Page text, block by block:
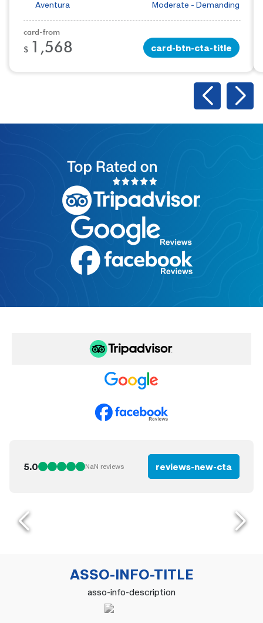
Aventura Moderate - Demanding
card-from
$ 1,568 card-btn-cta-title
5.0 NaN reviews reviews-new-cta
ASSO-INFO-TITLE
asso-info-description